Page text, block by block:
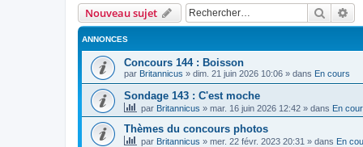
Nouveau sujet
ANNONCES
Concours 144 : Boisson
par Britannicus » dim. 21 juin 2026 10:06 » dans En cours
Sondage 143 : C'est moche
par Britannicus » mar. 16 juin 2026 12:42 » dans En
Thèmes du concours photos
par Britannicus » mer. 22 févr. 2023 20:31 » dans En